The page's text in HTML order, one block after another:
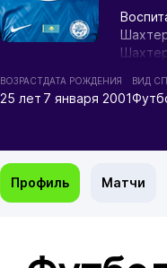
ВОЗРАСТ
25 лет
ДАТА РОЖДЕНИЯ
7 января 2001
ВИД
Профиль Матчи